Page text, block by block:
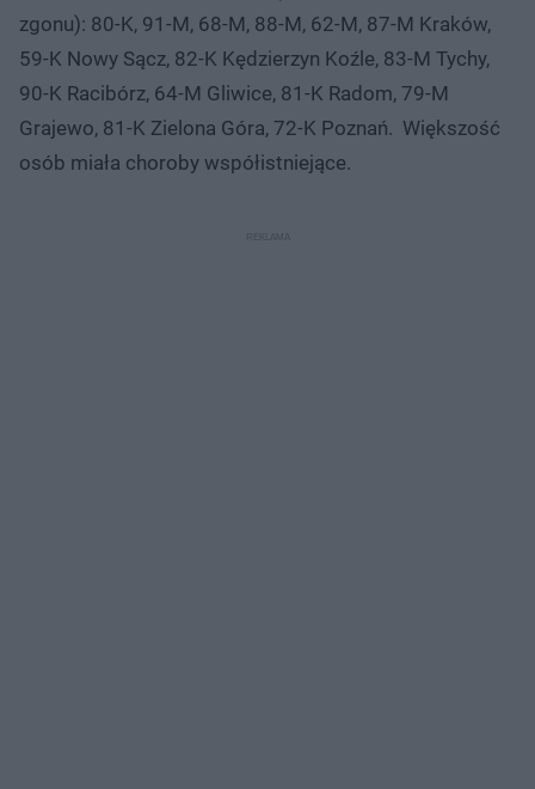
zgonu): 80-K, 91-M, 68-M, 88-M, 62-M, 87-M Kraków,
59-K Nowy Sącz, 82-K Kędzierzyn Koźle, 83-M Tychy,
90-K Racibórz, 64-M Gliwice, 81-K Radom, 79-M
Grajewo, 81-K Zielona Góra, 72-K Poznań. Większość
osób miała choroby współistniejące.